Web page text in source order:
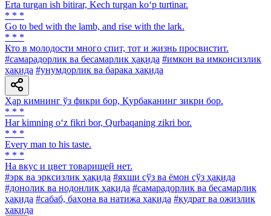
Erta turgan ish bitirar, Kech turgan ko‘p turtinar.
* * *
Go to bed with the lamb, and rise with the lark.
* * *
Кто в молодости много спит, тот и жизнь просвистит.
#самарадорлик ва бесамарлик ҳақида #имкон ва имконсизлик
ҳақида #унумдорлик ва барака ҳақида
Ҳар кимнинг ўз фикри бор, Қурбақанинг зикри бор.
* * *
Har kimning o‘z fikri bor, Qurbaqaning zikri bor.
* * *
Every man to his taste.
* * *
На вкус и цвет товарищей нет.
#эрк ва эрксизлик ҳақида #яхши сўз ва ёмон сўз ҳақида
#донолик ва нодонлик ҳақида #самарадорлик ва бесамарлик
ҳақида #сабаб, баҳона ва натижа ҳақида #қудрат ва ожизлик
ҳақида